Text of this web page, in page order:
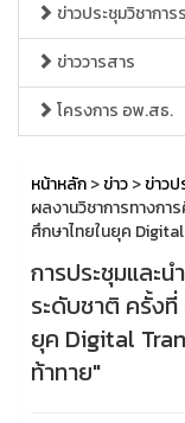
ข่าวประชุมวิชากา
ข่าววารสาร
โครงการ อพ.สธ.
หน้าหลัก>ข่าว>ข่าว
ผลงานวิชาการทางกา
ศึกษาไทยในยุค
การประชุมและ
ระดับชาติ ครั้ง
ยุค Digital
ท้าทาย"